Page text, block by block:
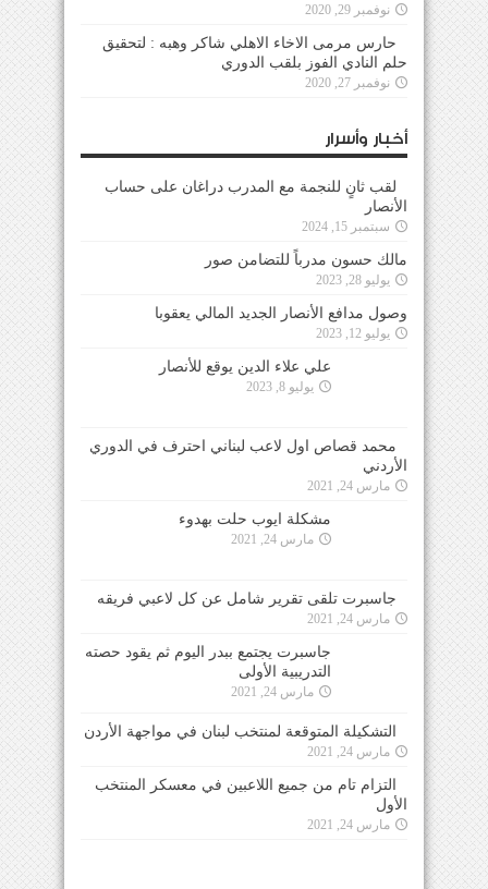
نوفمبر 29, 2020
حارس مرمى الاخاء الاهلي شاكر وهبه : لتحقيق
حلم النادي الفوز بلقب الدوري
نوفمبر 27, 2020
أخبار وأسرار
لقب ثانٍ للنجمة مع المدرب دراغان على حساب
الأنصار
سبتمبر 15, 2024
مالك حسون مدرباً للتضامن صور
يوليو 28, 2023
وصول مدافع الأنصار الجديد المالي يعقوبا
يوليو 12, 2023
علي علاء الدين يوقع للأنصار
مشكلة ايوب حلت بهدوء
جاسبرت تلقى تقرير شامل عن كل لاعبي فريقه
جاسبرت يجتمع ببدر اليوم ثم يقود حصته التدريبية
الأولى
التشكيلة المتوقعة لمنتخب لبنان في مواجهة الأردن
التزام تام من جميع اللاعبين في معسكر المنتخب
الأول